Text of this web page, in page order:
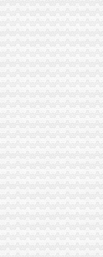
_房产资讯-贵房天下
务自然终止-今日重庆-华龙网